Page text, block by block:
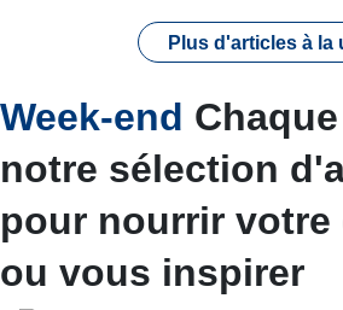
Plus d'articles à la
Week-end
notre sélection
pour nourrir
ou vous inspirer